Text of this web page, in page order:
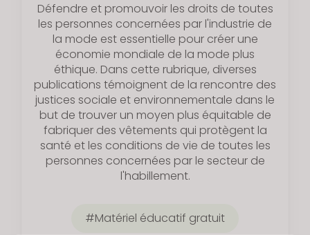
Défendre et promouvoir les droits de toutes
les personnes concernées par l'industrie de
la mode est essentielle pour créer une
économie mondiale de la mode plus
éthique. Dans cette rubrique, diverses
publications témoignent de la rencontre des
justices sociale et environnementale dans le
but de trouver un moyen plus équitable de
fabriquer des vêtements qui protègent la
santé et les conditions de vie de toutes les
personnes concernées par le secteur de
l'habillement.
Matériel éducatif gratuit